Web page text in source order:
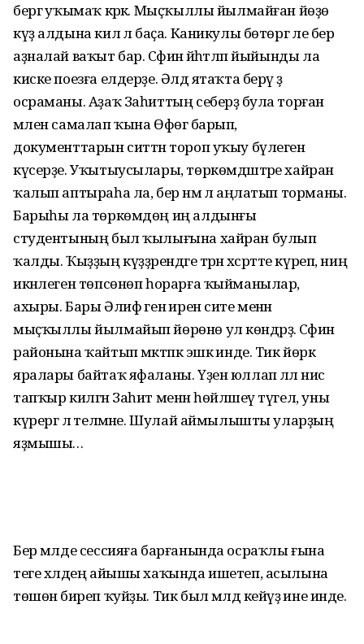
бергә уҡымаҡ кәрәк. Мыҫҡыллы йылмайған йөҙө
күҙ алдына килә лә баҫа. Каникулы бөтөргә әле бер
аҙналай ваҡыт бар. Сәфинә йәһәтләп йыйынды ла
киске поезға елдерҙе. Әлдә ятаҡта берәү ҙә
осраманы. Аҙаҡ Заһиттың себерҙә була торған
мәлен самалап ҡына Өфөгә барып,
документтарын ситтән тороп уҡыу бүлегенә
күсерҙе. Уҡытыусылары, төркөмдәштәре хайран
ҡалып аптыраһа ла, бер нәмә лә аңлатып торманы.
Барыһы ла төркөмдөң иң алдынғы
студентының был ҡылығына хайран булып
ҡалды. Ҡыҙҙың күҙҙәрендәге тәрән хәсрәтте күреп, ниңә
икәнлеген төпсөнөп һорарға ҡыйманылар,
ахыры. Бары Әлифә генә ирен сите менән
мыҫҡыллы йылмайып йөрөнө ул көндәрҙә. Сәфинә
районына ҡайтып мәктәпкә эшкә инде. Тик йөрәк
яралары байтаҡ яфаланы. Үҙен юллап әллә нисә
тапҡыр килгән Заһит менән һөйләшеү түгел, уны
күрергә лә теләмәне. Шулай аймылышты уларҙың
яҙмышы…
Бер мәлде сессияға барғанында осраҡлы ғына
теге хәлдең айышы хаҡында ишетеп, асылына
төшөнә биреп ҡуйҙы. Тик был мәлдә кейәүҙә ине инде.